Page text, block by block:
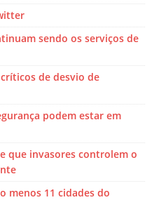
sendo os serviços de
de desvio de
podem estar em
que invasores controlem o
menos 11 cidades do